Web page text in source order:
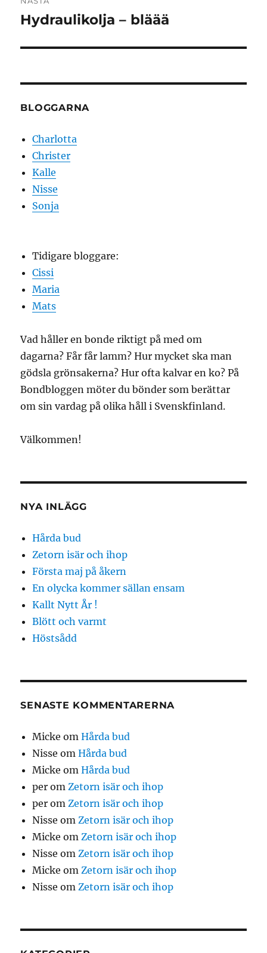
Nästa
Hydraulikolja – bläää
BLOGGARNA
Charlotta
Christer
Kalle
Nisse
Sonja
Tidigare bloggare:
Cissi
Maria
Mats
Vad håller en bonde riktigt på med om
dagarna? Får får lamm? Hur mycket ska man
gödsla grönsakerna? Hur ofta kalvar en ko? På
Bondbloggen möter du bönder som berättar
om sin vardag på olika håll i Svenskfinland.
Välkommen!
NYA INLÄGG
Hårda bud
Zetorn isär och ihop
Första maj på åkern
En olycka kommer sällan ensam
Kallt Nytt År !
Blött och varmt
Höstsådd
SENASTE KOMMENTARERNA
Micke omHårda bud
Nisse omHårda bud
Micke omHårda bud
per omZetorn isär och ihop
per omZetorn isär och ihop
Nisse omZetorn isär och ihop
Micke omZetorn isär och ihop
Nisse omZetorn isär och ihop
Micke omZetorn isär och ihop
Nisse omZetorn isär och ihop